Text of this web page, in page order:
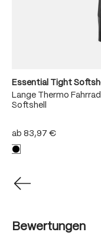
Essential Tight
Lange Thermo
Softshell
ab 83,97 €
Bewertungen